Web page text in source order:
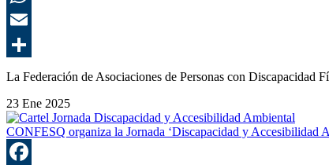
La Federación de Asociaciones de Personas con
23 Ene 2025
CONFESQ organiza la Jornada ‘Discapacidad y Accesibilidad